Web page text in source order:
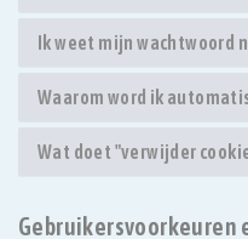
Ik weet mijn wachtwoord
Waarom word ik
Wat doet "verwijder